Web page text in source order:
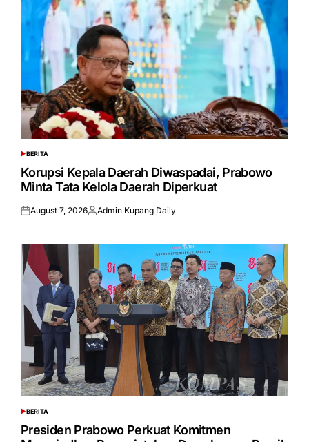
POSTED
IN
BERITA
Korupsi Kepala Daerah Diwaspadai, Prabowo
Minta Tata Kelola Daerah Diperkuat
Posted
August 7, 2026Posted
Admin Kupang Daily
POSTED
IN
BERITA
Presiden Prabowo Perkuat Komitmen